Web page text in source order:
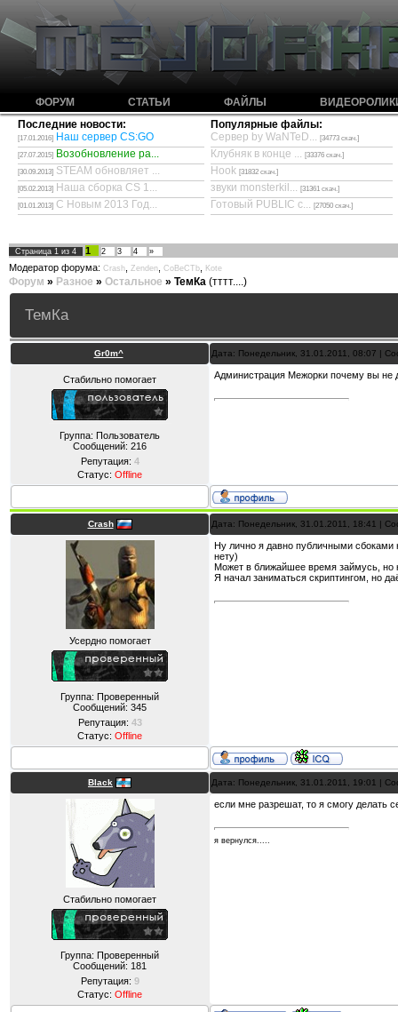
ФОРУМ СТАТЬИ ФАЙЛЫ
Последние новости:
[17.01.2016] Наш сервер CS:GO
[27.07.2015] Возобновление ра...
[30.09.2013] STEAM обновляет ...
[05.02.2013] Наша сборка CS 1...
[01.01.2013] С Новым 2013 Год...
Популярные файлы:
Сервер by WaNTeD... [34773 скач.]
Клубняк в конце ... [33376 скач.]
Hook [31832 скач.]
звуки monsterkil... [31361 скач.]
Готовый PUBLIC с... [27050 скач.]
Страница 1 из 4 1 2 3 4 »
Модератор форума: Crash Zenden CoBeCTb Kote
Форум » Разное » Остальное » ТемКа (тттт....)
ТемКа
Gr0m^ Дата: Понедельник, 31.01.2011, 08:07 |
Стабильно помогает
Группа: Пользователь
Сообщений: 216
Репутация: 4
Статус: Offline
Администрация Межорки почему вы не
Crash Дата: Понедельник, 31.01.2011, 18:41 |
Усердно помогает
Группа: Проверенный
Сообщений: 345
Репутация: 43
Статус: Offline
Ну лично я давно публичными сбоками
нету)
Может в ближайшее время займусь, но
Я начал заниматься скриптингом, но
Black Дата: Понедельник, 31.01.2011, 19:01 |
Стабильно помогает
Группа: Проверенный
Сообщений: 181
Репутация: 9
Статус: Offline
если мне разрешат, то я смогу делать
я вернулся.....